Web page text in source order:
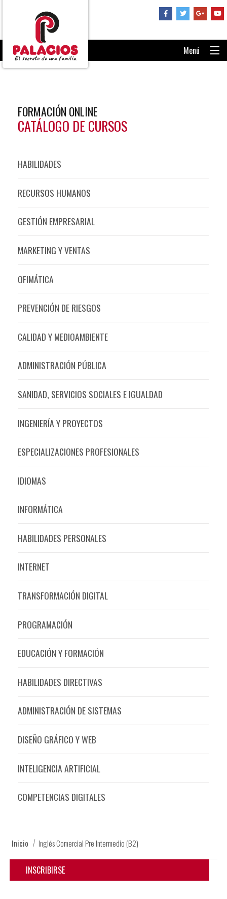
Menú
RECUPERAR CONTRASEÑA
CATÁLOGO DE CURSOS
FORMACIÓN ONLINE
HABILIDADES
RECURSOS HUMANOS
GESTIÓN EMPRESARIAL
MARKETING Y VENTAS
OFIMÁTICA
PREVENCIÓN DE RIESGOS
CALIDAD Y MEDIOAMBIENTE
ADMINISTRACIÓN PÚBLICA
SANIDAD, SERVICIOS SOCIALES E IGUALDAD
INGENIERÍA Y PROYECTOS
ESPECIALIZACIONES PROFESIONALES
IDIOMAS
INFORMÁTICA
HABILIDADES PERSONALES
INTERNET
TRANSFORMACIÓN DIGITAL
PROGRAMACIÓN
EDUCACIÓN Y FORMACIÓN
HABILIDADES DIRECTIVAS
ADMINISTRACIÓN DE SISTEMAS
DISEÑO GRÁFICO Y WEB
INTELIGENCIA ARTIFICIAL
COMPETENCIAS DIGITALES
Inicio Inglés Comercial Pre Intermedio (B2)
INSCRIBIRSE